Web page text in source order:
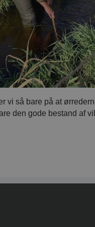
vi så bare på at
den gode bestand af